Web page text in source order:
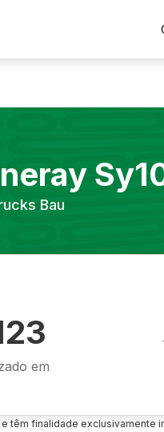
Bau
em
têm finalidade exclusivamente